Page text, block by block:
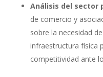
Análisis del sector
de comercio y
sobre la necesidad
infraestructura física
competitividad ante